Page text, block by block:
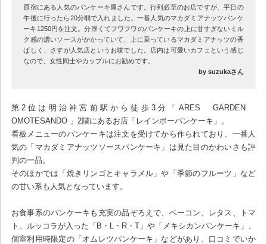
原宿にある人気のパンケーキ屋さんです。行列必至のお店ですが、平日の
午後に行ったら20分弱で入れました。一番人気のマカダミアナッツパンケ
ーキ1250円を注文。分厚くてフワフワのパンケーキの上に甘すぎないミル
ク感の濃いソースがかかっていて、上に乗っているマカダミアナッツの香
ばしく、さすが人気店というお味でした。店内は可愛いカフェという感じ
なので、女性同士やカップルにお勧めです。
by suzukaさん
第2位は明治神宮前駅から徒歩3分「ARES GARDEN
OMOTESANDO 」2階にあるお店「レインボーパンケーキ」。
看板メニューのパンケーキは注文を受けてから作られており、一番人
気の「マカダミアナッツソースパンケーキ」は見た目のかわいさも評
判の一品。
そのほかでは「焼きリンゴとキャラメル」や「季節のフルーツ」など
の甘い系も人気となっています。
お食事系のパンケーキも充実の品ぞろえで、ベーコン、レタス、トマ
ト、ルッコラが入った「B・L・R・T」や「メキシカンパンケーキ」、
個室利用時限定の「オムレツパンケーキ」などがあり、口コミでいか